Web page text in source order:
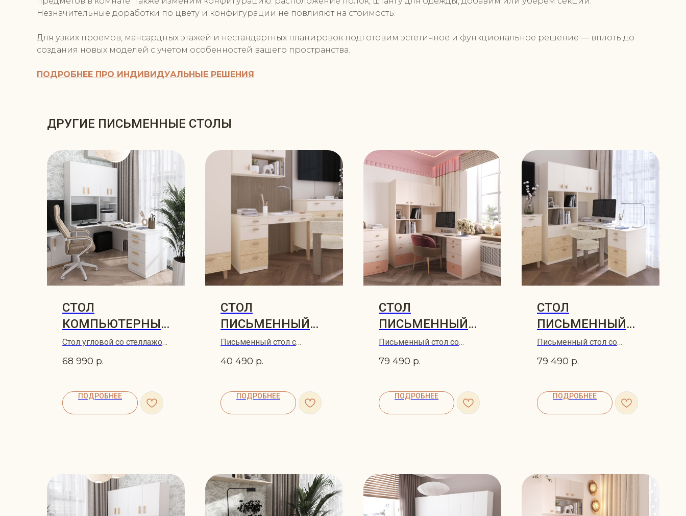
Незначительные доработки по цвету и конфигурации не повлияют на стоимость.
Для узких проемов, мансардных этажей и нестандартных планировок подготовим эстетичное и функциональное решение — вплоть до
создания новых моделей с учетом особенностей вашего пространства.
ПОДРОБНЕЕ ПРО ИНДИВИДУАЛЬНЫЕ РЕШЕНИЯ
ДРУГИЕ ПИСЬМЕННЫЕ СТОЛЫ
СТОЛ
КОМПЬЮТЕРНЫЙ
ПИСЬМЕННЫЙ
RUNO
Стол угловой со стеллажом
68 990 р.
ПОДРОБНЕЕ
СТОЛ
ПИСЬМЕННЫЙ
KVIST
Письменный стол с
40 490 р.
ПОДРОБНЕЕ
СТОЛ
ПИСЬМЕННЫЙ
УГЛОВОЙ GLORY
Письменный стол со
79 490 р.
ПОДРОБНЕЕ
СТОЛ
ПИСЬМЕННЫЙ
УГЛОВОЙ KVIST
Письменный стол со
79 490 р.
ПОДРОБНЕЕ